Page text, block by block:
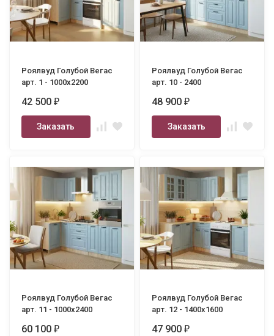
Роялвуд Голубой Вегас
арт. 1 - 1000х2200
42 500₽
Заказать
Роялвуд Голубой Вегас
арт. 10 - 2400
48 900₽
Заказать
Роялвуд Голубой Вегас
арт. 11 - 1000х2400
60 100₽
Роялвуд Голубой Вегас
арт. 12 - 1400х1600
47 900₽